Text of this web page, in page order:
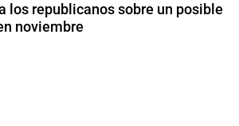
los republicanos sobre un posible
noviembre